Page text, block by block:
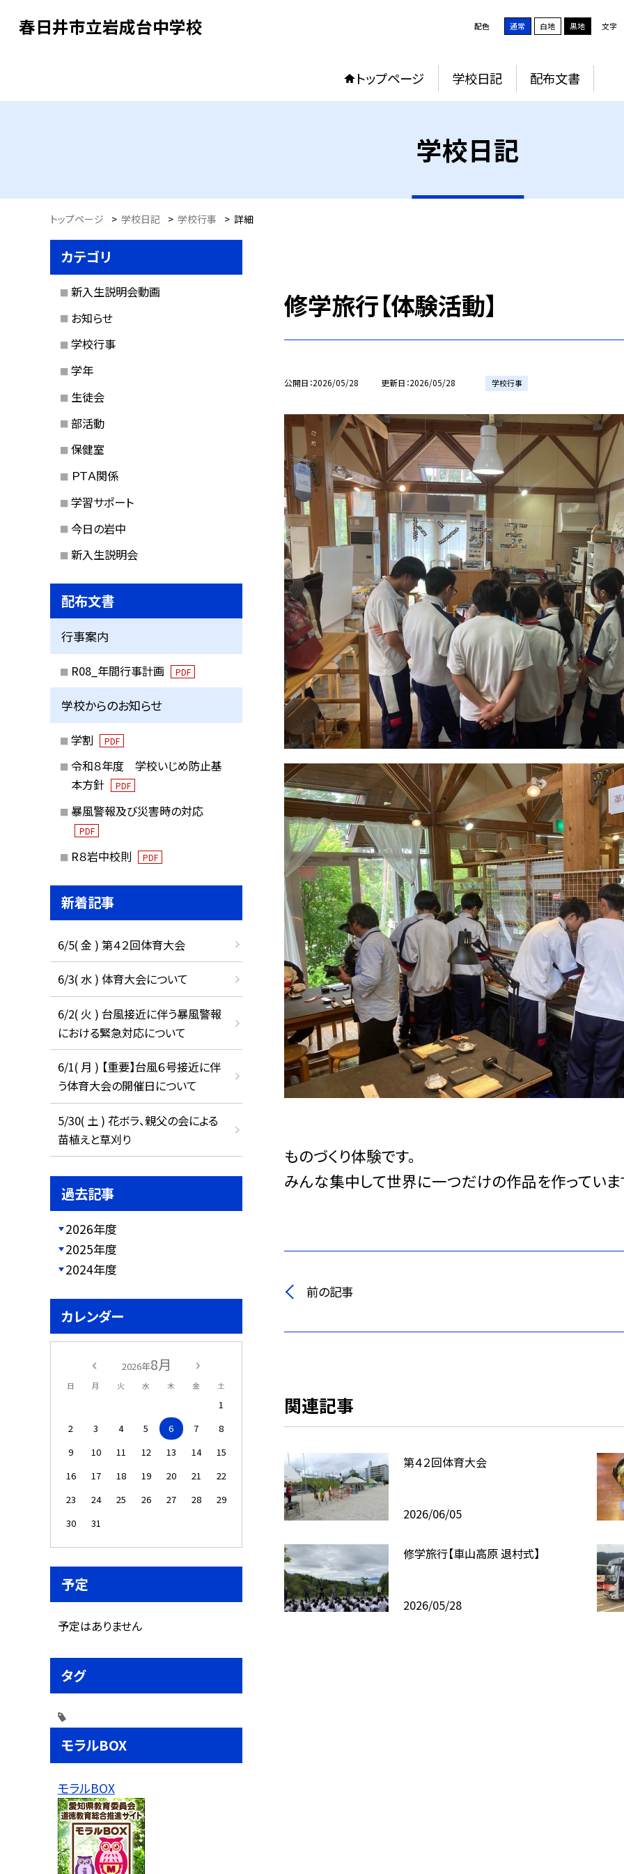
春日井市立岩成台中学校 配色 通常 白地 黒地 文字
トップページ 学校日記 配布文書
学校日記
トップページ > 学校日記 > 学校行事 > 詳細
修学旅行【体験活動】
公開日 2026/05/28 更新日 2026/05/28 学校行事
ものづくり体験です。
みんな集中して世界に一つだけの作品を作っていま
前の記事
関連記事
第４２回体育大会
2026/06/05
修学旅行【車山高原 退村式】
2026/05/28
カテゴリ
新入生説明会動画
お知らせ
学校行事
学年
生徒会
部活動
保健室
ＰＴＡ関係
学習サポート
今日の岩中
新入生説明会
配布文書
行事案内
R08_年間行事計画 PDF
学校からのお知らせ
学割 PDF
令和８年度 学校いじめ防止基
本方針
PDF
暴風警報及び災害時の対応
PDF
R８岩中校則 PDF
新着記事
6/5( 金 ) 第４２回体育大会
6/3( 水 ) 体育大会について
6/2( 火 ) 台風接近に伴う暴風警報
における緊急対応について
6/1( 月 ) 【重要】台風６号接近に伴
う体育大会の開催日について
5/30( 土 ) 花ボラ、親父の会による
苗植えと草刈り
過去記事
2026年度
2025年度
2024年度
カレンダー
2026年8月
日 月 火 水 木 金 土
1
2
3 4 5 6 7
8
9
10 11 12 13 14
15
16
17 18 19 20 21
22
23
24 25 26 27 28
29
30
31
予定
予定はありません
タグ
モラルBOX
モラルBOX